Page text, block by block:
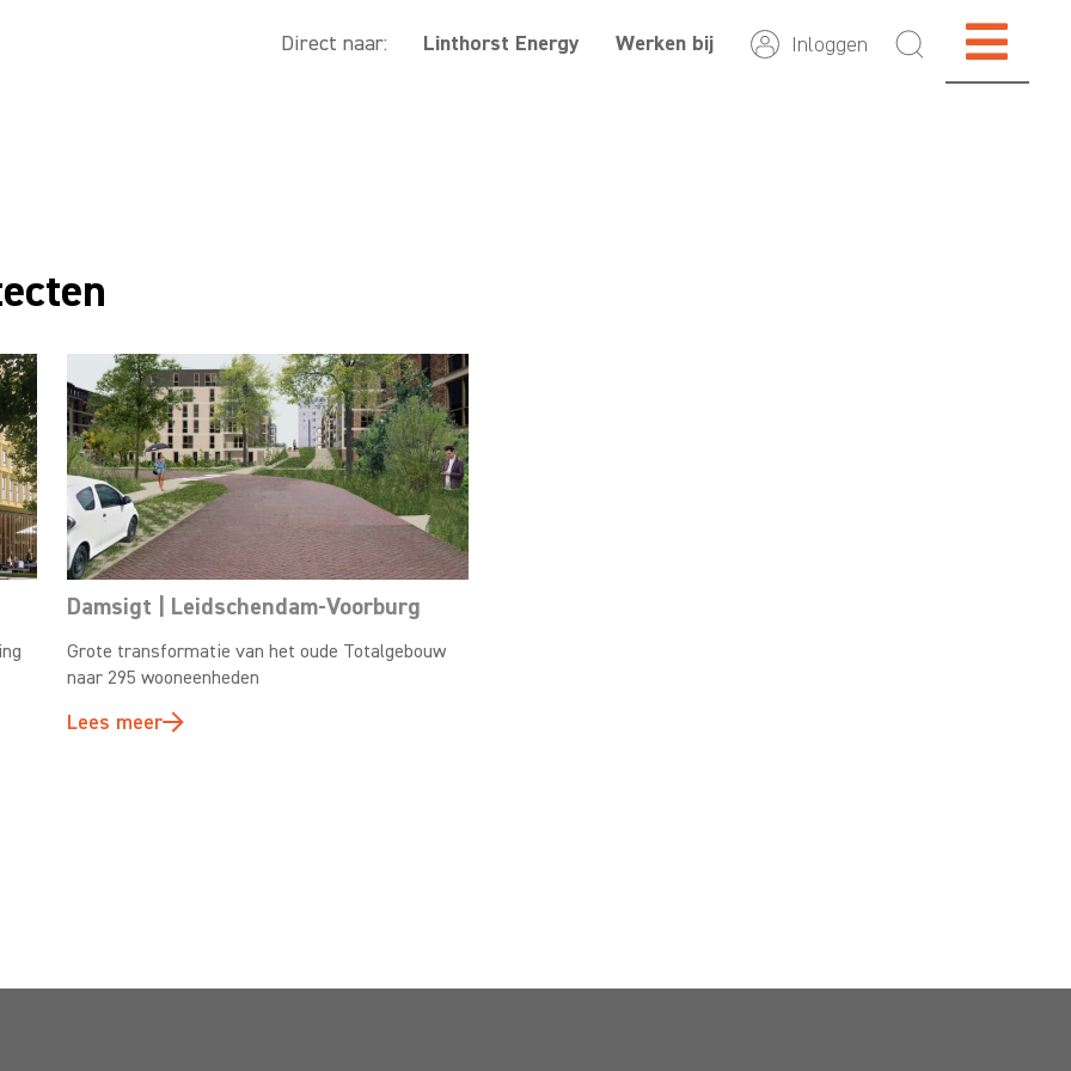
Direct naar: Linthorst Energy Werken bij Inloggen
Damsigt | Leidschendam-Voorburg
Grote transformatie van het oude Totalgebouw
naar 295 wooneenheden
Lees meer